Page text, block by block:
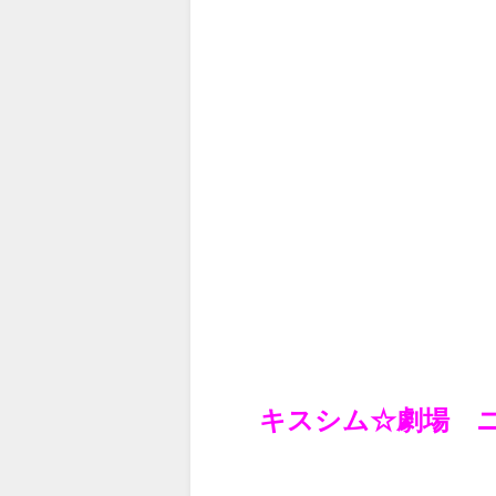
キスシム☆劇場